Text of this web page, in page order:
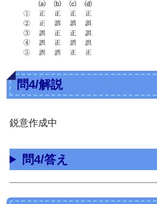
問4/解説
鋭意作成中
問4/答え